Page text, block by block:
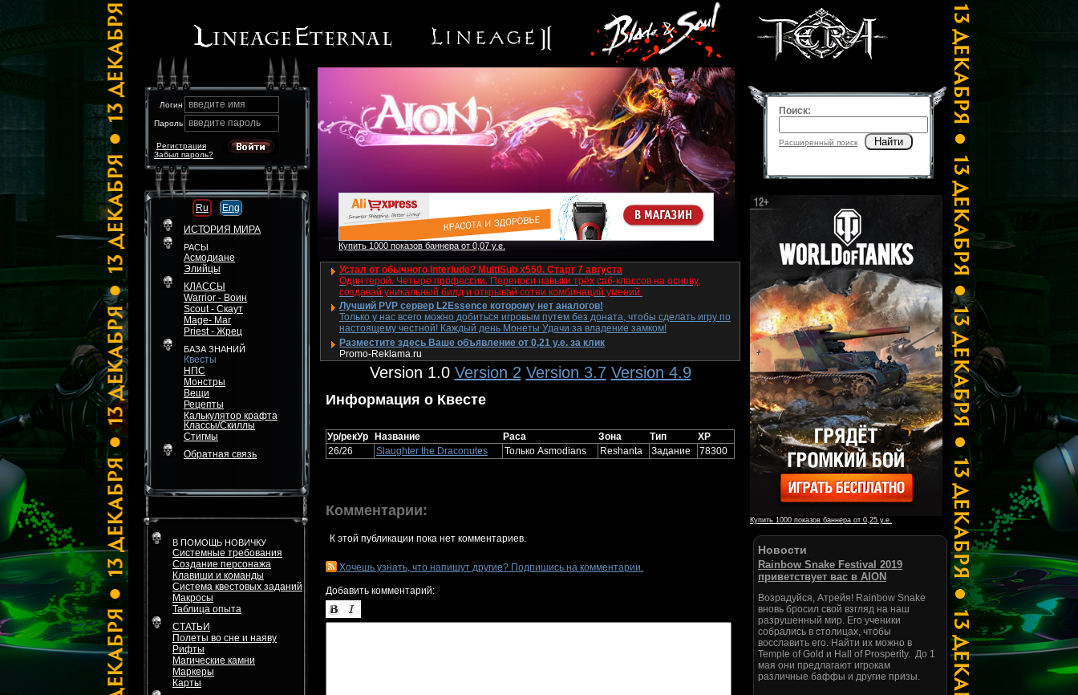
Логин введите имя
Пароль введите пароль
Забыл пароль?
Регистрация
Ru
Eng
ИСТОРИЯ МИРА
РАСЫ
Асмодиане
Элийцы
КЛАССЫ
Warrior - Воин
Scout - Скаут
Mage- Маг
Priest - Жрец
БАЗА ЗНАНИЙ
Квесты
НПС
Монстры
Вещи
Рецепты
Калькулятор крафта
Классы/Скиллы
Стигмы
Обратная связь
В ПОМОЩЬ НОВИЧКУ
Системные требования
Создание персонажа
Клавиши и команды
Система квестовых заданий
Макросы
Таблица опыта
СТАТЬИ
Полеты во сне и наяву
Рифты
Магические камни
Маркеры
Карты
Купить 1000 показов баннера от 0,07 у.е.
Устал от обычного Interlude? MultiSub x550. Старт 7 августа
Один герой. Четыре профессии. Переноси навыки трёх саб-классов на основу,
создавай уникальный билд и открывай сотни комбинаций умений.
Лучший PVP сервер L2Essence которому нет аналогов!
Только у нас всего можно добиться игровым путем без доната, чтобы сделать игру по
настоящему честной! Каждый день Монеты Удачи за владение замком!
Разместите здесь Ваше объявление от 0,21 у.е. за клик
Promo-Reklama.ru
Version 1.0 Version 2 Version 3.7 Version 4.9
Информация о Квесте
Ур/рекУр Название Раса Зона Тип
XP
26/26
Slaughter the Draconutes Только Asmodians Reshanta Задание 78300
Комментарии:
К этой публикации пока нет комментариев.
Хочешь узнать, что напишут другие? Подпишись на комментарии.
Добавить комментарий:
Поиск:
Расширенный поиск Найти
Купить 1000 показов баннера от 0,25 у.е.
Новости
Rainbow Snake Festival 2019
приветствует вас в AION
Возрадуйся, Атрейя! Rainbow Snake
вновь бросил свой взгляд на наш
разрушенный мир. Его ученики
собрались в столицах, чтобы
восславить его. Найти их можно в
Temple of Gold и Hall of Prosperity. До 1
мая они предлагают игрокам
различные баффы и другие призы.